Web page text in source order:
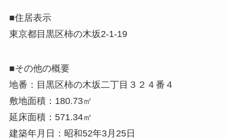
■住居表示
東京都目黒区柿の木坂2-1-19
■その他の概要
地番：目黒区柿の木坂二丁目３２４番４
敷地面積：180.73㎡
延床面積：571.34㎡
建築年月日：昭和52年3月25日